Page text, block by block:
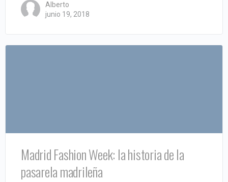
Alberto
junio 19, 2018
Madrid Fashion Week: la historia de la
pasarela madrileña